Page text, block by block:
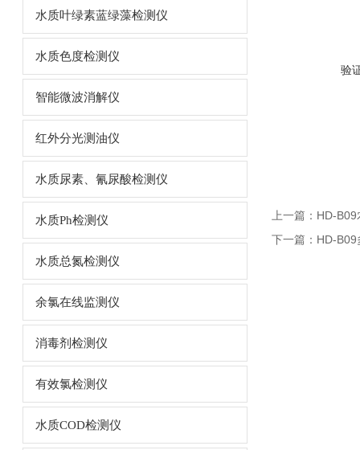
水质叶绿素蓝绿藻检测仪
水质色度检测仪
智能微波消解仪
红外分光测油仪
水质尿素、氰尿酸检测仪
水质Ph检测仪
水质总氮检测仪
余氯在线监测仪
消毒剂检测仪
有效氯检测仪
水质COD检测仪
验
上一篇： HD-B09
下一篇： HD-B09